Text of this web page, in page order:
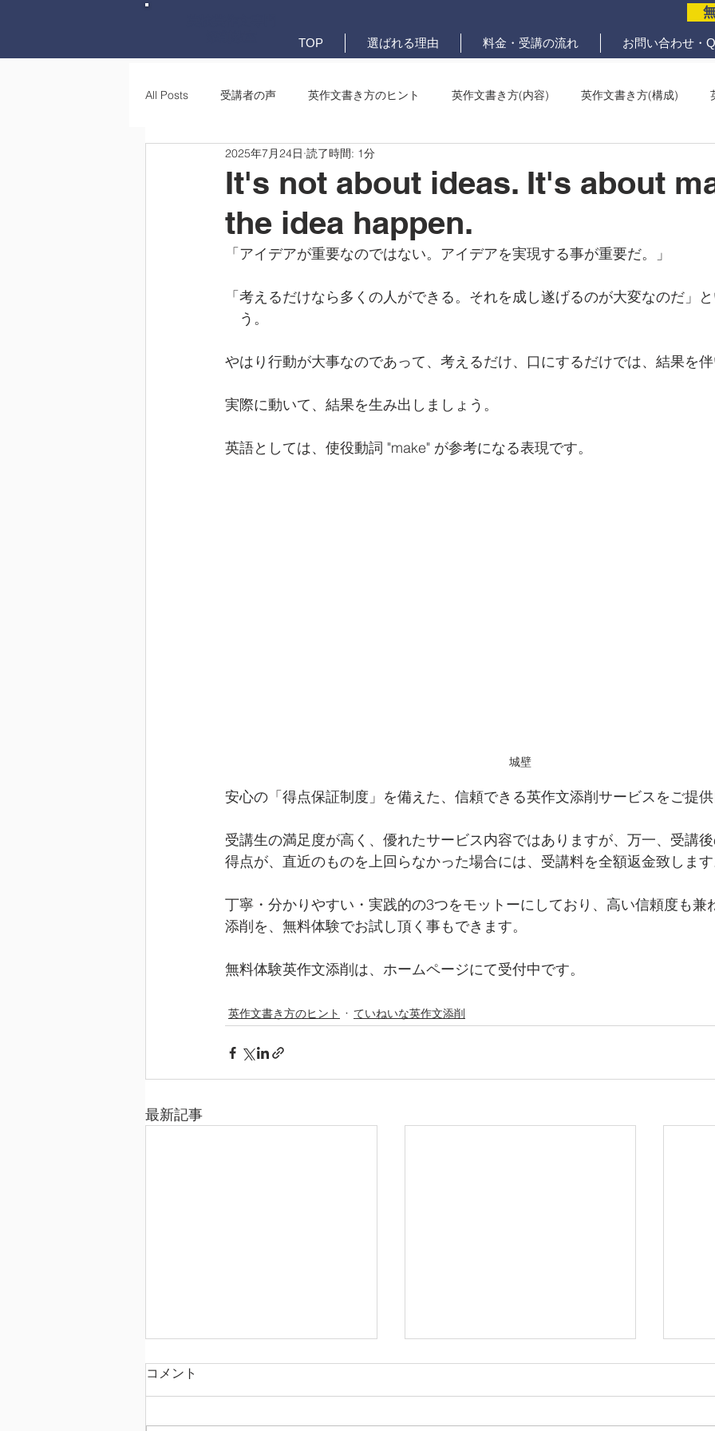
TOP 選ばれる理由 料金・受講の流れ お問い合わせ・
All Posts 受講者の声 英作文書き方のヒント 英作文書き方(内容) 英作文書き方(構成)
英作文書き方(文法) 要約・e-メール問題
It's not about ideas. It's about
the idea happen.
2025年7月24日 読了時間: 1分
「アイデアが重要なのではない。アイデアを実現する事が重要だ。」
「考えるだけなら多くの人ができる。それを成し遂げるのが大変なのだ」
う。
やはり行動が大事なのであって、考えるだけ、口にするだけでは、結果を伴
実際に動いて、結果を生み出しましょう。
英語としては、使役動詞 "make" が参考になる表現です。
城壁
安心の「得点保証制度」を備えた、信頼できる英作文添削サービスをご提供
受講生の満足度が高く、優れたサービス内容ではありますが、万一、受講
得点が、直近のものを上回らなかった場合には、受講料を全額返金致します
丁寧・分かりやすい・実践的の3つをモットーにしており、高い信頼度も兼
添削を、無料体験でお試し頂く事もできます。
無料体験英作文添削は、ホームページにて受付中です。
英作文書き方のヒント ていねいな英作文添削
最新記事
コメント